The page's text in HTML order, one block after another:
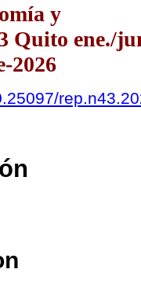
y
Quito ene./
2026